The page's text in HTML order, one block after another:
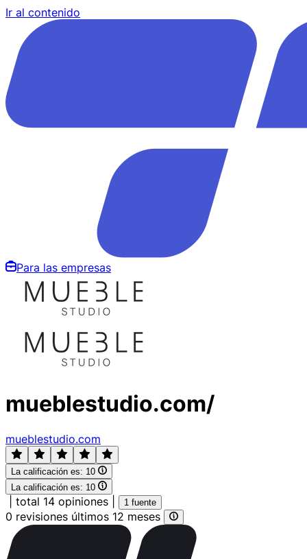
Ir al contenido
Para las empresas
mueblestudio.com/
mueblestudio.com
La calificación es: 10
La calificación es: 10
total 14 opiniones 1 fuente
0 revisiones últimos 12 meses